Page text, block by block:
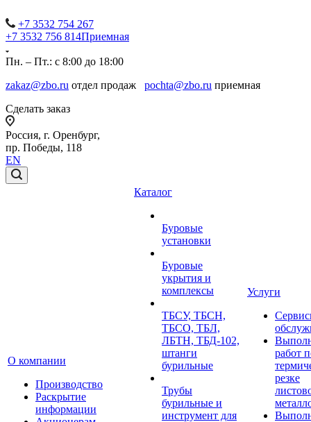
+7 3532 754 267
+7 3532 756 814Приемная
Пн. – Пт.: с 8:00 до 18:00
zakaz@zbo.ru отдел продаж pochta@zbo.ru приемная
Сделать заказ
Россия, г. Оренбург,
пр. Победы, 118
EN
О компании
Производство
Раскрытие
информации
Каталог
Буровые
установки
Буровые
укрытия и
комплексы
ТБСУ, ТБСН,
ТБСО, ТБЛ,
ЛБТН, ТБД-102,
штанги
бурильные
Трубы
бурильные и
инструмент для
Услуги
работ
резке